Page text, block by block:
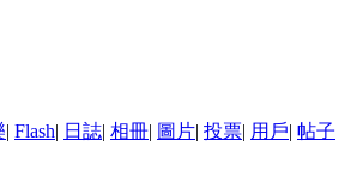
| Flash| 日誌| 相冊| 圖片| 投票| 用戶| 帖子